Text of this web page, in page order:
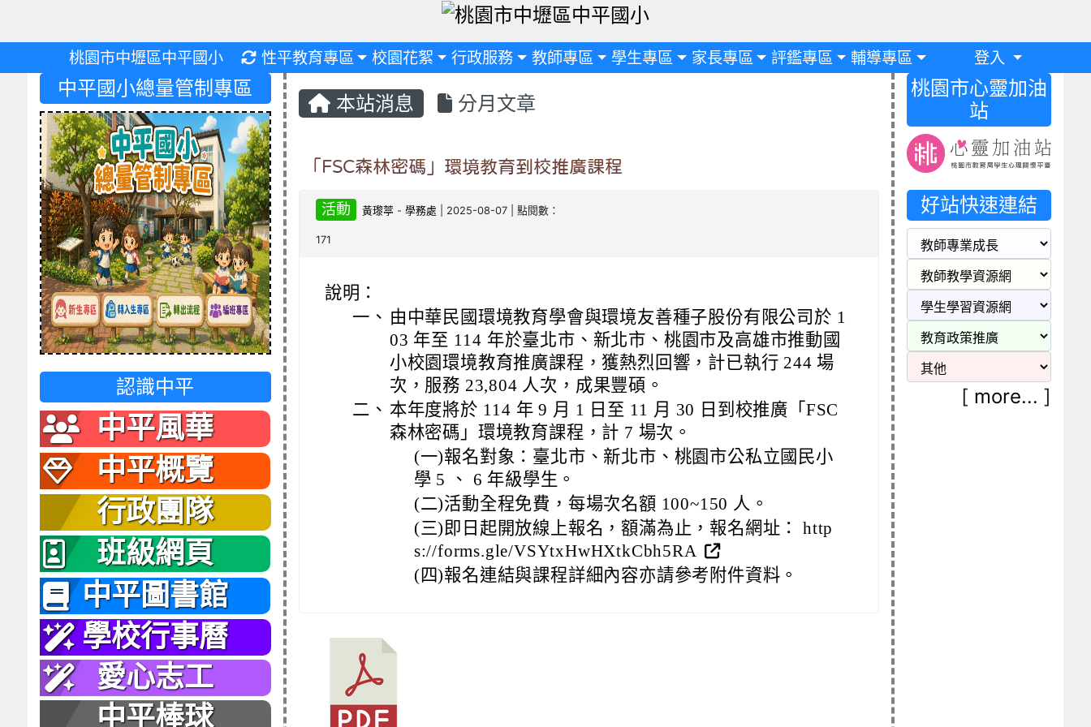
桃園市中壢區中平國小 重新取得佈景設定
性平教育專區 校園花絮 行政服務 教師專區 學生專區 家長專區 評鑑專區 輔導專區 登入
本站消息 分月文章
「FSC森林密碼」環境教育到校推廣課程
活動 黃瓈葶 -學務處 | 2025-08-07 | 點閱數：
171
說明：
一、 由中華民國環境教育學會與環境友善種子股份有限公司於 1
03 年至 114 年於臺北市、新北市、桃園市及高雄市推動國
小校園環境教育推廣課程，獲熱烈回響，計已執行 244 場
次，服務 23,804 人次，成果豐碩。
二、 本年度將於 114 年 9 月 1 日至 11 月 30 日到校推廣「FSC
森林密碼」環境教育課程，計 7 場次。
(一)報名對象：臺北市、新北市、桃園市公私立國民小
學 5 、 6 年級學生。
(二)活動全程免費，每場次名額 100~150 人。
(三)即日起開放線上報名，額滿為止，報名網址： http
s://forms.gle/VSYtxHwHXtkCbh5RA
(四)報名連結與課程詳細內容亦請參考附件資料。
中平國小總量管制專區
認識中平
中平風華
中平概覽
行政團隊
班級網頁
中平圖書館
學校行事曆
愛心志工
中平棒球
桃園市心靈加油
站
好站快速連結
[ more... ]